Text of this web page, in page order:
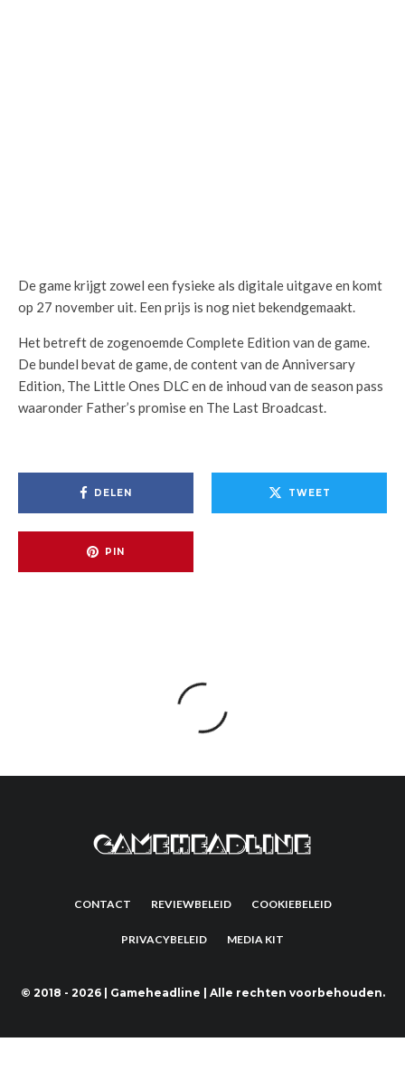
De game krijgt zowel een fysieke als digitale uitgave en komt
op 27 november uit. Een prijs is nog niet bekendgemaakt.
Het betreft de zogenoemde Complete Edition van de game.
De bundel bevat de game, de content van de Anniversary
Edition, The Little Ones DLC en de inhoud van de season pass
waaronder Father’s promise en The Last Broadcast.
DELEN TWEET
PIN
CONTACT REVIEWBELEID COOKIEBELEID
PRIVACYBELEID MEDIA KIT
© 2018 - 2026 | Gameheadline | Alle rechten voorbehouden.